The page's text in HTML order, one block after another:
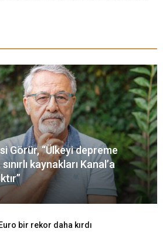
Görür, “Ülkeyi depreme
kaynakları Kanal’a
bir rekor daha kırdı